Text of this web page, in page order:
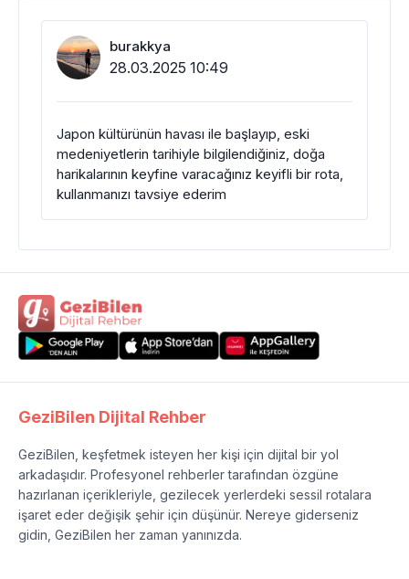
burakkya
28.03.2025 10:49
Japon kültürünün havası ile başlayıp, eski
medeniyetlerin tarihiyle bilgilendiğiniz, doğa
harikalarının keyfine varacağınız keyifli bir rota,
kullanmanızı tavsiye ederim
GeziBilen Dijital Rehber
GeziBilen, keşfetmek isteyen her kişi için dijital bir yol
arkadaşıdır. Profesyonel rehberler tarafından özgüne
hazırlanan içerikleriyle, gezilecek yerlerdeki sessil rotalara
işaret eder değişik şehir için düşünür. Nereye giderseniz
gidin, GeziBilen her zaman yanınızda.